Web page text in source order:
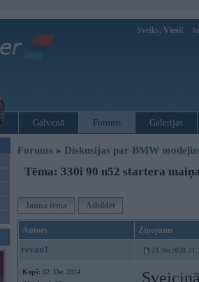
Sveiks, Viesi!
Galvenā Forums Galerijas
Forums » Diskusijas par BMW
Tēma: 330i 90 n52 startera
Jauna tēma Atbildēt
Autors Ziņojums
revan1 23. Jan 2020,
Kopš: 02. Dec 2014